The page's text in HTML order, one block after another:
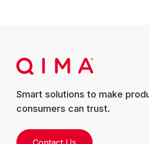
Smart solutions to make
consumers can trust.